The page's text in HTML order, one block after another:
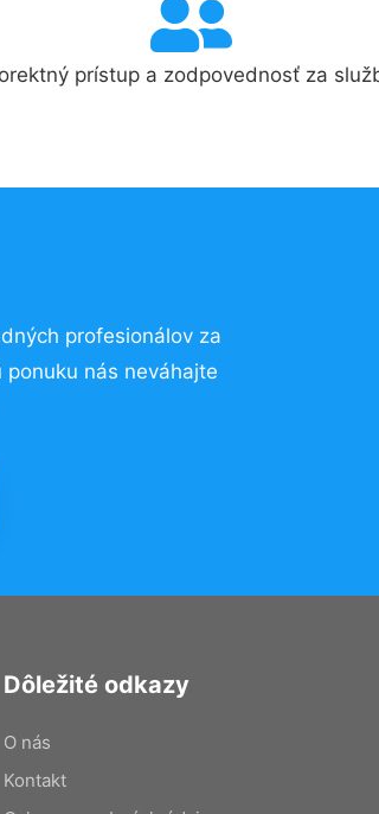
prístup a zodpovednosť za
profesionálov za
ponuku nás neváhajte
Dôležité odkazy
O nás
Kontakt